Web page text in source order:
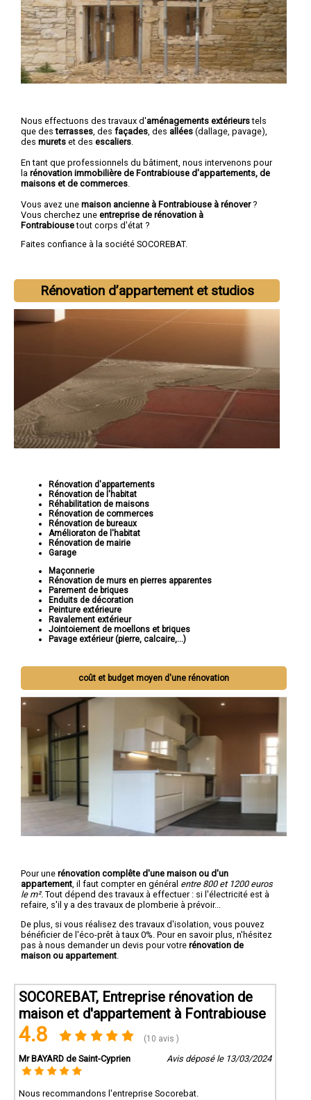
Nous effectuons des travaux d'aménagements extérieurstels
que desterrasses , des façades , des allées (dallage, pavage),
des murets et des escaliers
En tant que professionnels du bâtiment, nous intervenons pour
la rénovation immobilière de Fontrabiouse d'appartements, de
maisons et de commerces
Vous avez une maison ancienne à Fontrabiouse à rénover?
Vous cherchez une entreprise de rénovation à
Fontrabiousetout corps d'état ?
Faites confiance à la société SOCOREBAT.
Rénovation d’appartement et studios
Rénovation d'appartements
Rénovation de l'habitat
Réhabilitation de maisons
Rénovation de commerces
Rénovation de bureaux
Amélioraton de l'habitat
Rénovation de mairie
Garage
Maçonnerie
Rénovation de murs en pierres apparentes
Parement de briques
Enduits de décoration
Peinture extérieure
Ravalement extérieur
Jointoiement de moellons et briques
Pavage extérieur (pierre, calcaire,...)
coût et budget moyen d'une rénovation
Pour une rénovation complête d'une maison ou d'un
appartement , il faut compter en général entre 800 et 1200 euros
le m². Tout dépend des travaux à effectuer : si l'électricité est à
refaire, s'il y a des travaux de plomberie à prévoir...
De plus, si vous réalisez des travaux d'isolation, vous pouvez
bénéficier de l'éco-prêt à taux 0%. Pour en savoir plus, n'hésitez
pas à nous demander un devis pour votre rénovation de
maison ou appartement
SOCOREBAT, Entreprise rénovation de
maison et d'appartement à Fontrabiouse
4.8 (10 avis )
Mr BAYARD de Saint-Cyprien Avis déposé le 13/03/2024
Nous recommandons l'entreprise Socorebat.